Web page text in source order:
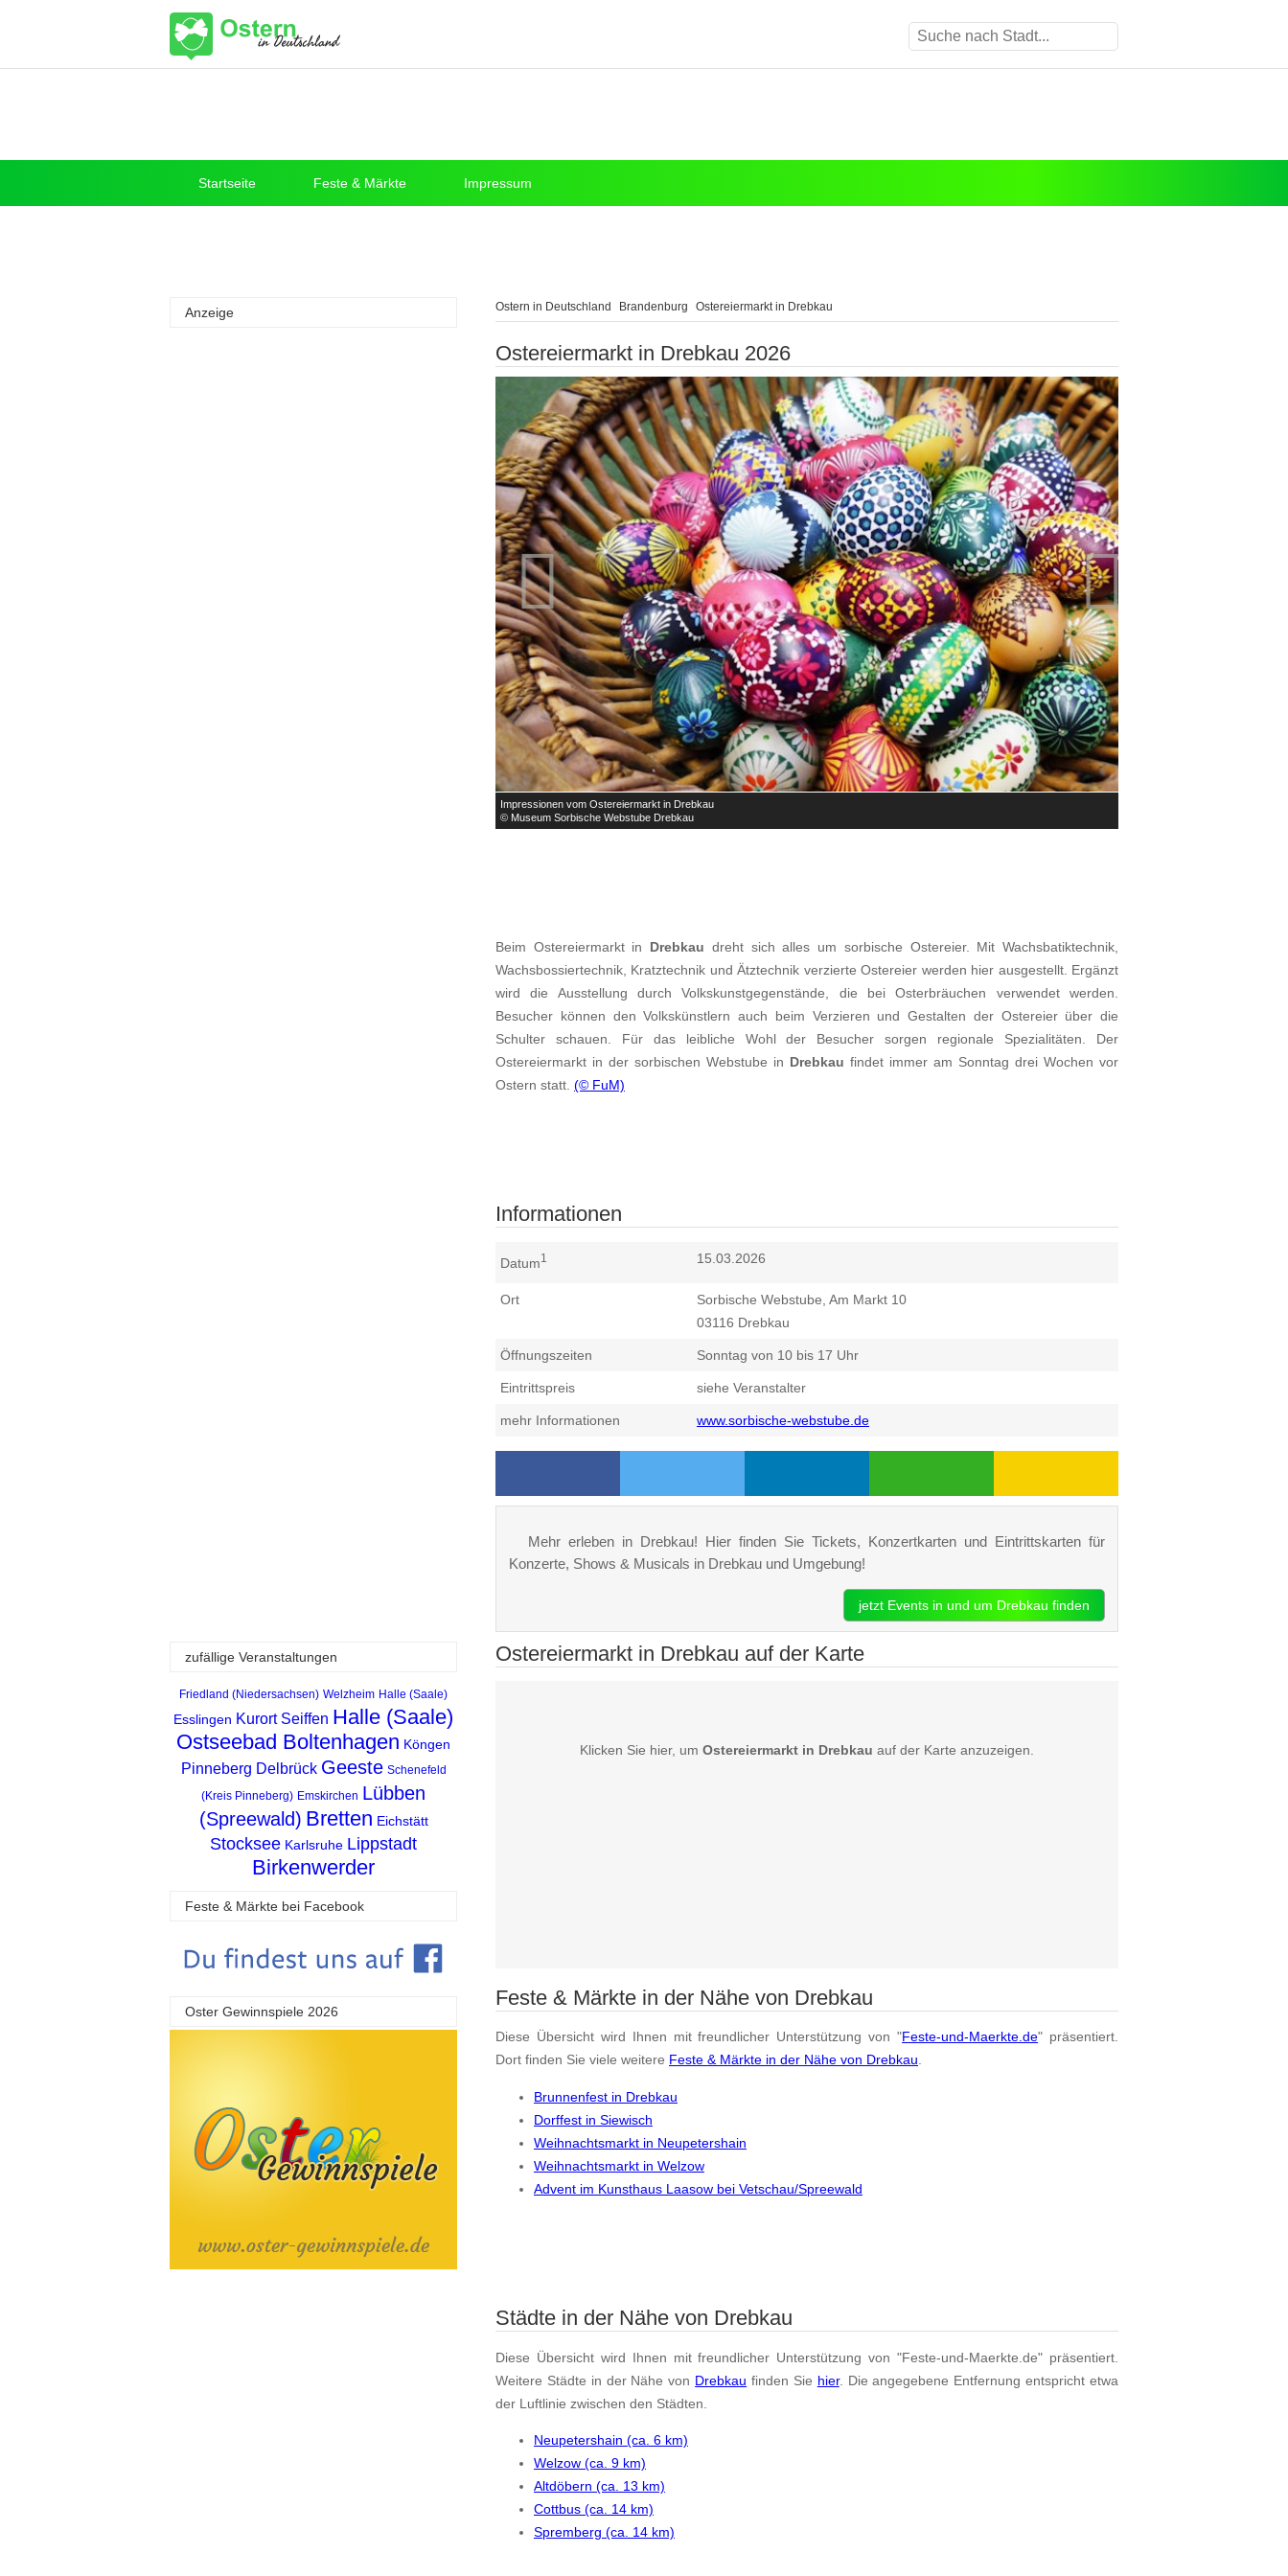
Startseite Feste & Märkte Impressum
Ostern in Deutschland Brandenburg Ostereiermarkt in Drebkau
Ostereiermarkt in Drebkau 2026
Impressionen vom Ostereiermarkt in Drebkau
© Museum Sorbische Webstube Drebkau
 
Beim Ostereiermarkt in Drebkau dreht sich alles um sorbische Ostereier. Mit Wachsbatiktechnik,
Wachsbossiertechnik, Kratztechnik und Ätztechnik verzierte Ostereier werden hier ausgestellt. Ergänzt
wird die Ausstellung durch Volkskunstgegenstände, die bei Osterbräuchen verwendet werden.
Besucher können den Volkskünstlern auch beim Verzieren und Gestalten der Ostereier über die
Schulter schauen. Für das leibliche Wohl der Besucher sorgen regionale Spezialitäten. Der
Ostereiermarkt in der sorbischen Webstube in Drebkau findet immer am Sonntag drei Wochen vor
Ostern statt. (© FuM)
Informationen
Datum1 15.03.2026
Ort
Sorbische Webstube, Am Markt 10
03116 Drebkau
Öffnungszeiten Sonntag von 10 bis 17 Uhr
Eintrittspreis siehe Veranstalter
mehr Informationen www.sorbische-webstube.de
Mehr erleben in Drebkau! Hier finden Sie Tickets, Konzertkarten und Eintrittskarten für
Konzerte, Shows & Musicals in Drebkau und Umgebung!
jetzt Events in und um Drebkau finden
Anzeige
Ostereiermarkt in Drebkau auf der Karte
Klicken Sie hier, um Ostereiermarkt in Drebkau auf der Karte anzuzeigen.
Feste & Märkte in der Nähe von Drebkau
Diese Übersicht wird Ihnen mit freundlicher Unterstützung von "Feste-und-Maerkte.de" präsentiert.
Dort finden Sie viele weitere Feste & Märkte in der Nähe von Drebkau.
Brunnenfest in Drebkau
Dorffest in Siewisch
Weihnachtsmarkt in Neupetershain
Weihnachtsmarkt in Welzow
Advent im Kunsthaus Laasow bei Vetschau/Spreewald
Städte in der Nähe von Drebkau
Diese Übersicht wird Ihnen mit freundlicher Unterstützung von "Feste-und-Maerkte.de" präsentiert.
Weitere Städte in der Nähe von Drebkau finden Sie hier. Die angegebene Entfernung entspricht etwa
der Luftlinie zwischen den Städten.
Neupetershain (ca. 6 km)
Welzow (ca. 9 km)
Altdöbern (ca. 13 km)
Cottbus (ca. 14 km)
Spremberg (ca. 14 km)
zufällige Veranstaltungen
Friedland (Niedersachsen) Welzheim Halle (Saale)
Esslingen Kurort Seiffen Halle (Saale)
Ostseebad Boltenhagen Köngen
Pinneberg Delbrück Geeste Schenefeld
(Kreis Pinneberg) Emskirchen Lübben
(Spreewald) Bretten Eichstätt
Stocksee Karlsruhe Lippstadt
Birkenwerder
Feste & Märkte bei Facebook
Oster Gewinnspiele 2026